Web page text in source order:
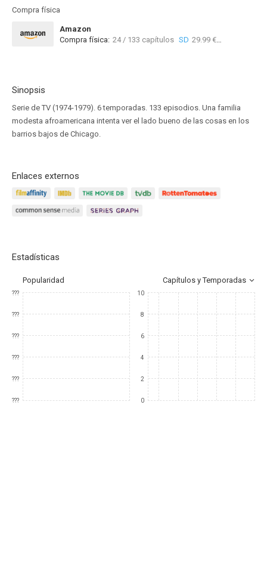
Compra física
Amazon
Compra física: 24 / 133 capítulos SD 29.99 €
Sinopsis
Serie de TV (1974-1979). 6 temporadas. 133 episodios. Una familia
modesta afroamericana intenta ver el lado bueno de las cosas en los
barrios bajos de Chicago.
Enlaces externos
Estadísticas
Popularidad Capítulos y Temporadas
???
???
???
???
???
???
10
8
6
4
2
0